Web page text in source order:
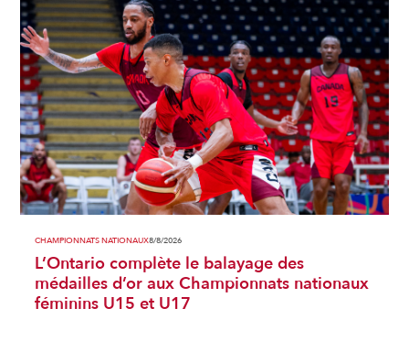
CHAMPIONNATS NATIONAUX8/8/2026
L’Ontario complète le balayage des
médailles d’or aux Championnats nationaux
féminins U15 et U17